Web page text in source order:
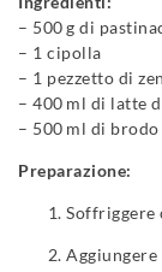
– 500 g di
– 1 cipolla
– 1 pezzetto di
– 400 ml di latte
– 500 ml di brodo
Preparazione:
Soffriggere